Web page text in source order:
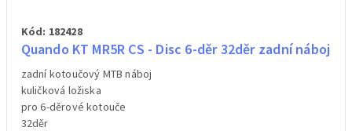
Kód: 182428
Quando KT MR5R CS - Disc 6-děr 32děr zadní náboj
zadní kotoučový MTB náboj
kuličková ložiska
pro 6-děrové kotouče
32děr